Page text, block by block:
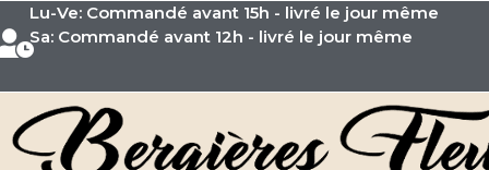
Lu-Ve: Commandé avant 15h - livré le jour même
Sa: Commandé avant 12h - livré le jour même